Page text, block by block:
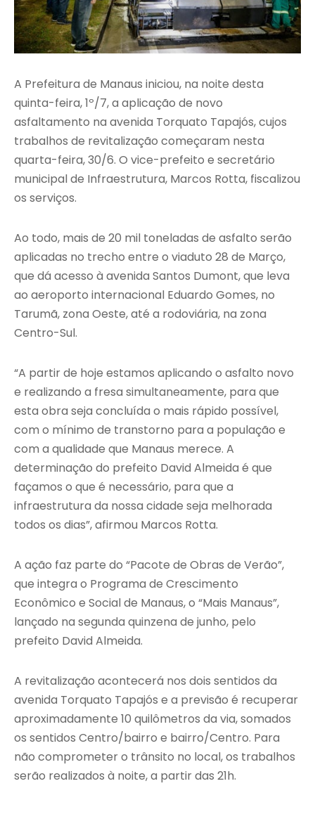
A Prefeitura de Manaus iniciou, na noite desta
quinta-feira, 1º/7, a aplicação de novo
asfaltamento na avenida Torquato Tapajós, cujos
trabalhos de revitalização começaram nesta
quarta-feira, 30/6. O vice-prefeito e secretário
municipal de Infraestrutura, Marcos Rotta, fiscalizou
os serviços.
Ao todo, mais de 20 mil toneladas de asfalto serão
aplicadas no trecho entre o viaduto 28 de Março,
que dá acesso à avenida Santos Dumont, que leva
ao aeroporto internacional Eduardo Gomes, no
Tarumã, zona Oeste, até a rodoviária, na zona
Centro-Sul.
“A partir de hoje estamos aplicando o asfalto novo
e realizando a fresa simultaneamente, para que
esta obra seja concluída o mais rápido possível,
com o mínimo de transtorno para a população e
com a qualidade que Manaus merece. A
determinação do prefeito David Almeida é que
façamos o que é necessário, para que a
infraestrutura da nossa cidade seja melhorada
todos os dias”, afirmou Marcos Rotta.
A ação faz parte do “Pacote de Obras de Verão”,
que integra o Programa de Crescimento
Econômico e Social de Manaus, o “Mais Manaus”,
lançado na segunda quinzena de junho, pelo
prefeito David Almeida.
A revitalização acontecerá nos dois sentidos da
avenida Torquato Tapajós e a previsão é recuperar
aproximadamente 10 quilômetros da via, somados
os sentidos Centro/bairro e bairro/Centro. Para
não comprometer o trânsito no local, os trabalhos
serão realizados à noite, a partir das 21h.